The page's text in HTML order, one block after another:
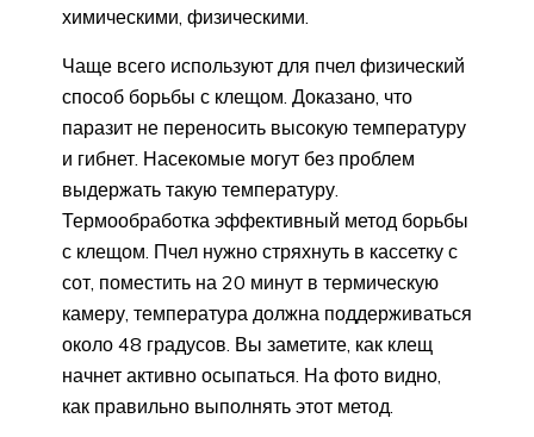
химическими, физическими.
Чаще всего используют для пчел физический
способ борьбы с клещом. Доказано, что
паразит не переносить высокую температуру
и гибнет. Насекомые могут без проблем
выдержать такую температуру.
Термообработка эффективный метод борьбы
с клещом. Пчел нужно стряхнуть в кассетку с
сот, поместить на 20 минут в термическую
камеру, температура должна поддерживаться
около 48 градусов. Вы заметите, как клещ
начнет активно осыпаться. На фото видно,
как правильно выполнять этот метод.